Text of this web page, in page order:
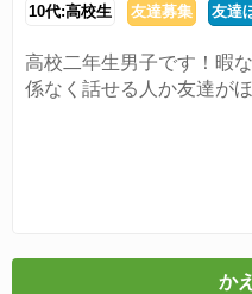
10代:高校生 友達募集 友達
高校二年生男子です！暇
係なく話せる人か友達が
か